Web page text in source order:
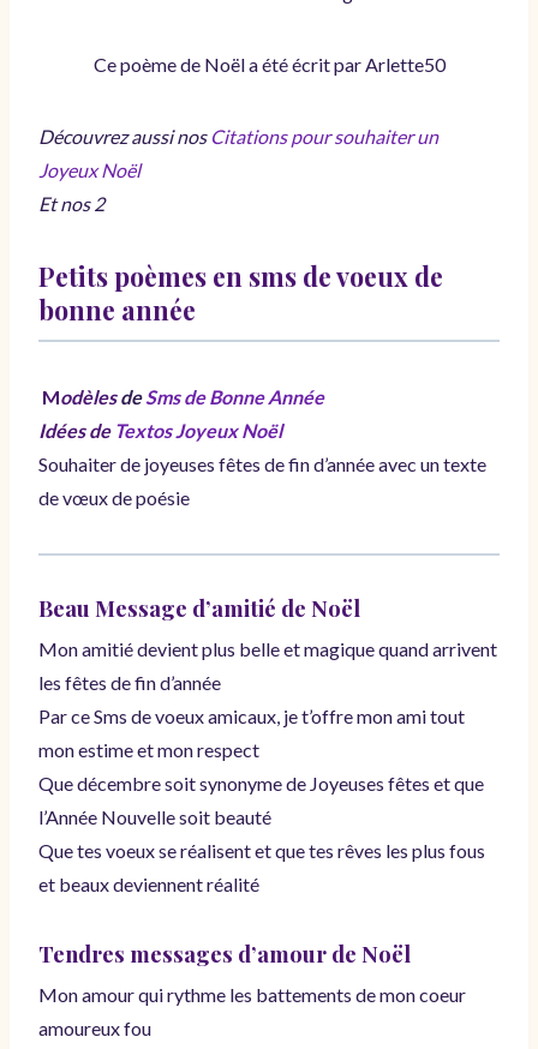
Ce poème de Noël a été écrit par Arlette50
Découvrez aussi nos Citations pour souhaiter un
Joyeux Noël
Et nos 2
Petits poèmes en sms de voeux de
bonne année
ModèlesdeSms de Bonne Année
Idées de Textos Joyeux Noël
Souhaiter de joyeuses fêtes de fin d’année avec un texte
de vœux de poésie
Beau Message d’amitié de Noël
Mon amitié devient plus belle et magique quand arrivent
les fêtes de fin d’année
Par ce Sms de voeux amicaux, je t’offre mon ami tout
mon estime et mon respect
Que décembre soit synonyme de Joyeuses fêtes et que
l’Année Nouvelle soit beauté
Que tes voeux se réalisent et que tes rêves les plus fous
et beaux deviennent réalité
Tendres messages d’amour de Noël
Mon amour qui rythme les battements de mon coeur
amoureux fou